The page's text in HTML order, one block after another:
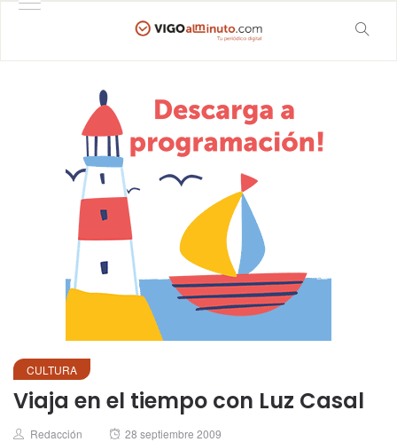
CULTURA
Viaja en el tiempo con Luz Casal
Author
Redacción
Posted
28 septiembre 2009